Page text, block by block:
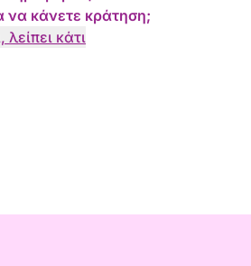
να κάνετε κράτηση;
λείπει κάτι